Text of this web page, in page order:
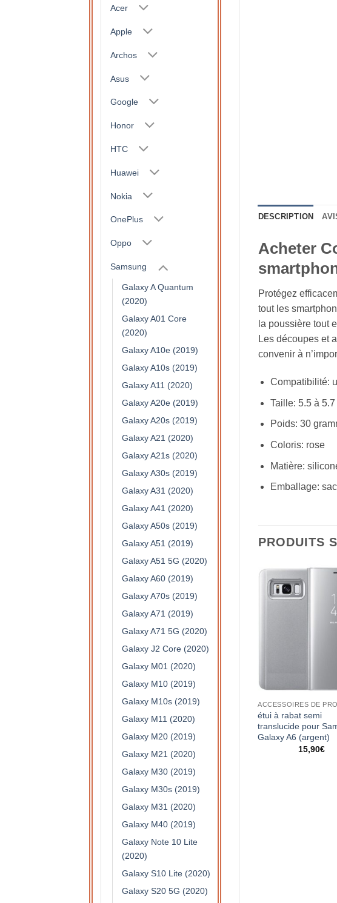
Acer
Apple
Archos
Asus
Google
Honor
HTC
Huawei
Nokia
OnePlus
Oppo
Samsung
Galaxy A Quantum
(2020)
Galaxy A01 Core
(2020)
Galaxy A10e (2019)
Galaxy A10s (2019)
Galaxy A11 (2020)
Galaxy A20e (2019)
Galaxy A20s (2019)
Galaxy A21 (2020)
Galaxy A21s (2020)
Galaxy A30s (2019)
Galaxy A31 (2020)
Galaxy A41 (2020)
Galaxy A50s (2019)
Galaxy A51 (2019)
Galaxy A51 5G (2020)
Galaxy A60 (2019)
Galaxy A70s (2019)
Galaxy A71 (2019)
Galaxy A71 5G (2020)
Galaxy J2 Core (2020)
Galaxy M01 (2020)
Galaxy M10 (2019)
Galaxy M10s (2019)
Galaxy M11 (2020)
Galaxy M20 (2019)
Galaxy M21 (2020)
Galaxy M30 (2019)
Galaxy M30s (2019)
Galaxy M31 (2020)
Galaxy M40 (2019)
Galaxy Note 10 Lite
(2020)
Galaxy S10 Lite (2020)
Galaxy S20 5G (2020)
DESCRIPTION
Acheter
Protégez
tout les
la poussière tout
Les découpes et
convenir à
Compatibilité:
Taille: 5.5 à
Poids: 30
Coloris: rose
Matière:
Emballage:
PRODUITS
étui à rabat semi
translucide pour
Galaxy A6 (argent)
15,90€
ACCESSOIRES DE PROTECTION
étui à rabat semi
translucide pour Samsung
Galaxy A6 (violet)
15,90